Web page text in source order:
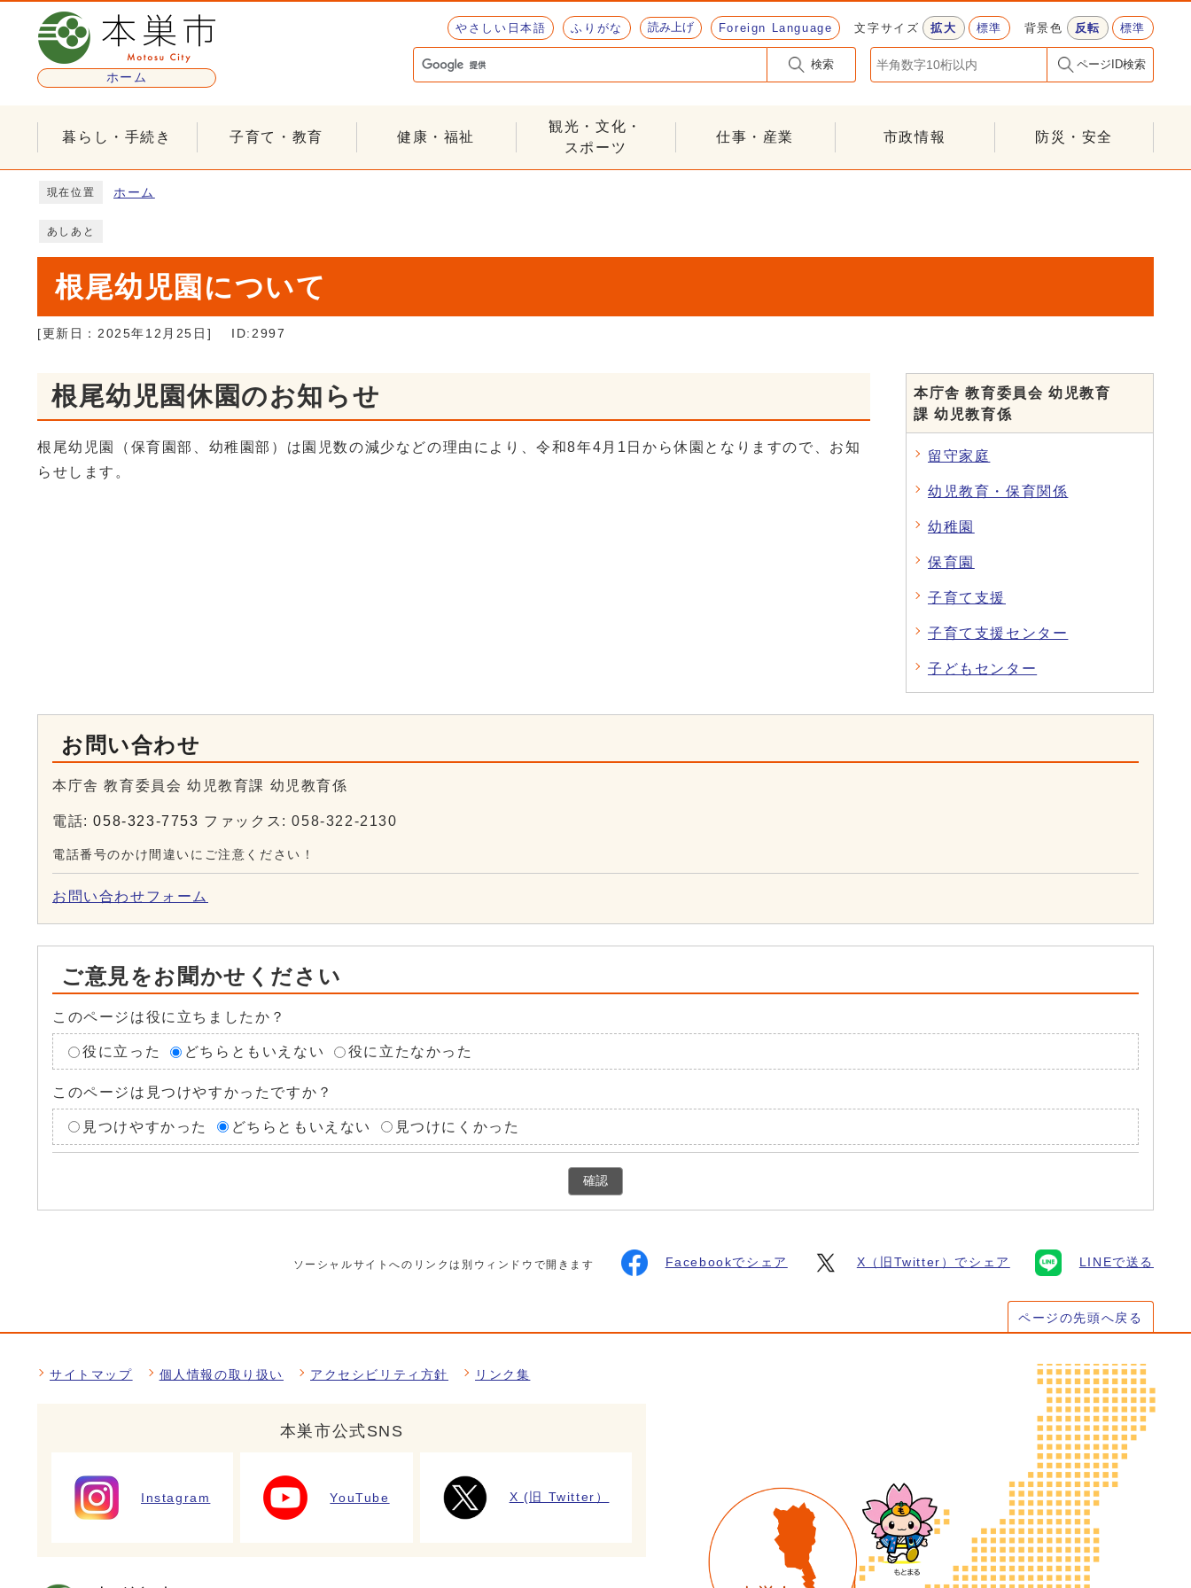
ページの先頭です
ホーム
やさしい日本語 ふりがな 読み上げ Foreign Language 文字サイズ 拡大 標準 背景色 反転 標準
検索 ページID検索
暮らし・手続き 子育て・教育 健康・福祉
観光・文化・
スポーツ
仕事・産業 市政情報 防災・安全
現在位置 ホーム
あしあと
根尾幼児園について
[更新日： 2025年12月25日 ] ID:2997
根尾幼児園休園のお知らせ
根尾幼児園（保育園部、幼稚園部）は園児数の減少などの理由により、令和8年4月1日から休園となりますので、お知
らせします。
本庁舎 教育委員会 幼児教育
課 幼児教育係
留守家庭
幼児教育・保育関係
幼稚園
保育園
子育て支援
子育て支援センター
子どもセンター
お問い合わせ
本庁舎 教育委員会 幼児教育課 幼児教育係
電話:058-323-7753 ファックス: 058-322-2130
電話番号のかけ間違いにご注意ください！
お問い合わせフォーム
ご意見をお聞かせください
このページは役に立ちましたか？
役に立った どちらともいえない 役に立たなかった
このページは見つけやすかったですか？
見つけやすかった どちらともいえない 見つけにくかった
確認
ソーシャルサイトへのリンクは別ウィンドウで開きます Facebookでシェア X（旧Twitter）でシェア LINEで送る
ページの先頭へ戻る
サイトマップ 個人情報の取り扱い アクセシビリティ方針 リンク集
本巣市公式SNS
Instagram YouTube X (旧 Twitter）